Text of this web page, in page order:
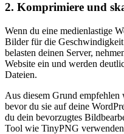
2. Komprimiere und
Wenn du eine medienlastige
Bilder für die
belasten deinen Server,
Website ein und werden
Dateien.
Aus diesem Grund
bevor du sie auf deine
du dein bevorzugtes
Tool wie TinyPNG